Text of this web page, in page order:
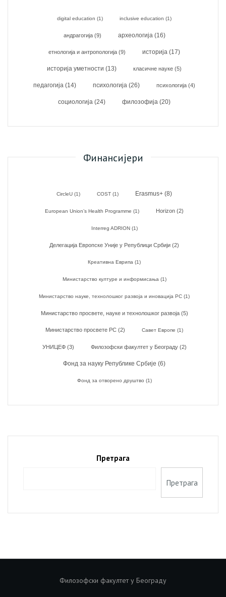
digital education (1) inclusive education (1)
андрагогија(9) археологија (16)
етнологија и антропологија (9) историја (17)
историја уметности (13) класичне науке (5)
педагогија (14) психологија (26) психологија (4)
социологија (24) филозофија (20)
Финансијери
CircleU (1) COST (1) Erasmus+ (8)
European Union’s Health Programme (1) Horizon (2)
Interreg ADRION(1)
Делегација Европске Уније у Републици Србији (2)
Креативна Еврипа (1)
Министарство културе и информисања (1)
Министарство науке, технолошког развоја и иновација РС (1)
Министарство просвете, науке и технолошког развоја(5)
Министарство просвете РС (2) Савет Европе (1)
УНИЦЕФ(3) Филозофски факултет у Београду(2)
Фонд за науку Републике Србије (6)
Фонд за отворено друштво (1)
Претрага
Претрага
Филозофски факултет у Београду